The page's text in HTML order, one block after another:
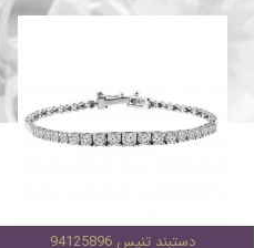
دستبند تنیس 94125896